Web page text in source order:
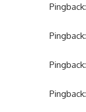
Pingback:
Pingback:
Pingback:
Pingback: